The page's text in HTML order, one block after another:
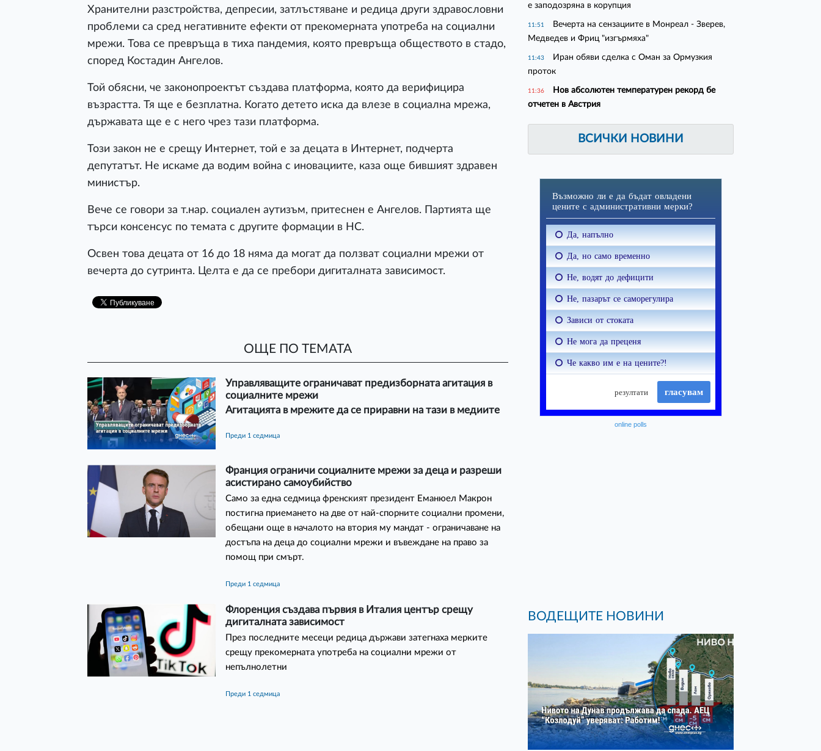
Хранителни разстройства, депресии, затлъстяване и редица други здравословни
проблеми са сред негативните ефекти от прекомерната употреба на социални
мрежи. Това се превръща в тиха пандемия, която превръща обществото в стадо,
според Костадин Ангелов.
Той обясни, че законопроектът създава платформа, която да верифицира
възрастта. Тя ще е безплатна. Когато детето иска да влезе в социална мрежа,
държавата ще е с него чрез тази платформа.
Този закон не е срещу Интернет, той е за децата в Интернет, подчерта
депутатът. Не искаме да водим война с иновациите, каза още бившият здравен
министър.
Вече се говори за т.нар. социален аутизъм, притеснен е Ангелов. Партията ще
търси консенсус по темата с другите формации в НС.
Освен това децата от 16 до 18 няма да могат да ползват социални мрежи от
вечерта до сутринта. Целта е да се пребори дигиталната зависимост.
ОЩЕ ПО ТЕМАТА
Управляващите ограничават предизборната агитация в
социалните мрежи
Агитацията в мрежите да се приравни на тази в медиите
преди 1 седмица
Франция ограничи социалните мрежи за деца и разреши
асистирано самоубийство
Само за една седмица френският президент Еманюел Макрон
постигна приемането на две от най-спорните социални промени,
обещани още в началото на втория му мандат - ограничаване на
достъпа на деца до социални мрежи и въвеждане на право за
помощ при смърт.
преди 1 седмица
Флоренция създава първия в Италия център срещу
дигиталната зависимост
През последните месеци редица държави затегнаха мерките
срещу прекомерната употреба на социални мрежи от
непълнолетни
преди 1 седмица
е заподозряна в корупция
11:51
Вечерта на сензациите в Монреал - Зверев,
Медведев и Фриц "изгърмяха"
11:43
Иран обяви сделка с Оман за Ормузкия
проток
11:36
Нов абсолютен температурен рекорд бе
отчетен в Австрия
ВСИЧКИ НОВИНИ
online polls
ВОДЕЩИТЕ НОВИНИ